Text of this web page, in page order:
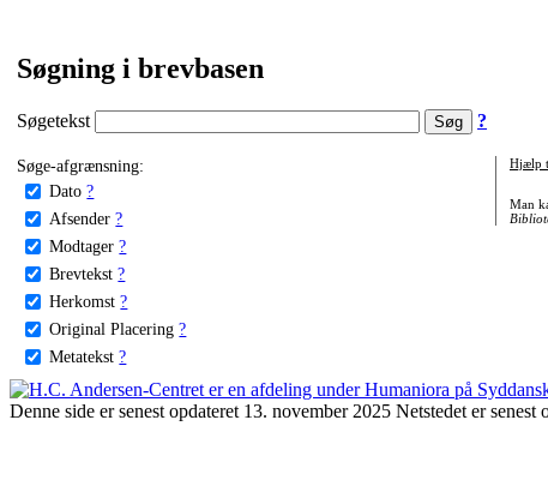
Søgning i brevbasen
Søgetekst ?
Søge-afgrænsning:
Dato ?
Afsender ?
Modtager ?
Brevtekst ?
Herkomst ?
Original Placering ?
Metatekst ?
Hjælp
Man
Denne side er senest opdateret 13. november 2025 Netstedet er senest